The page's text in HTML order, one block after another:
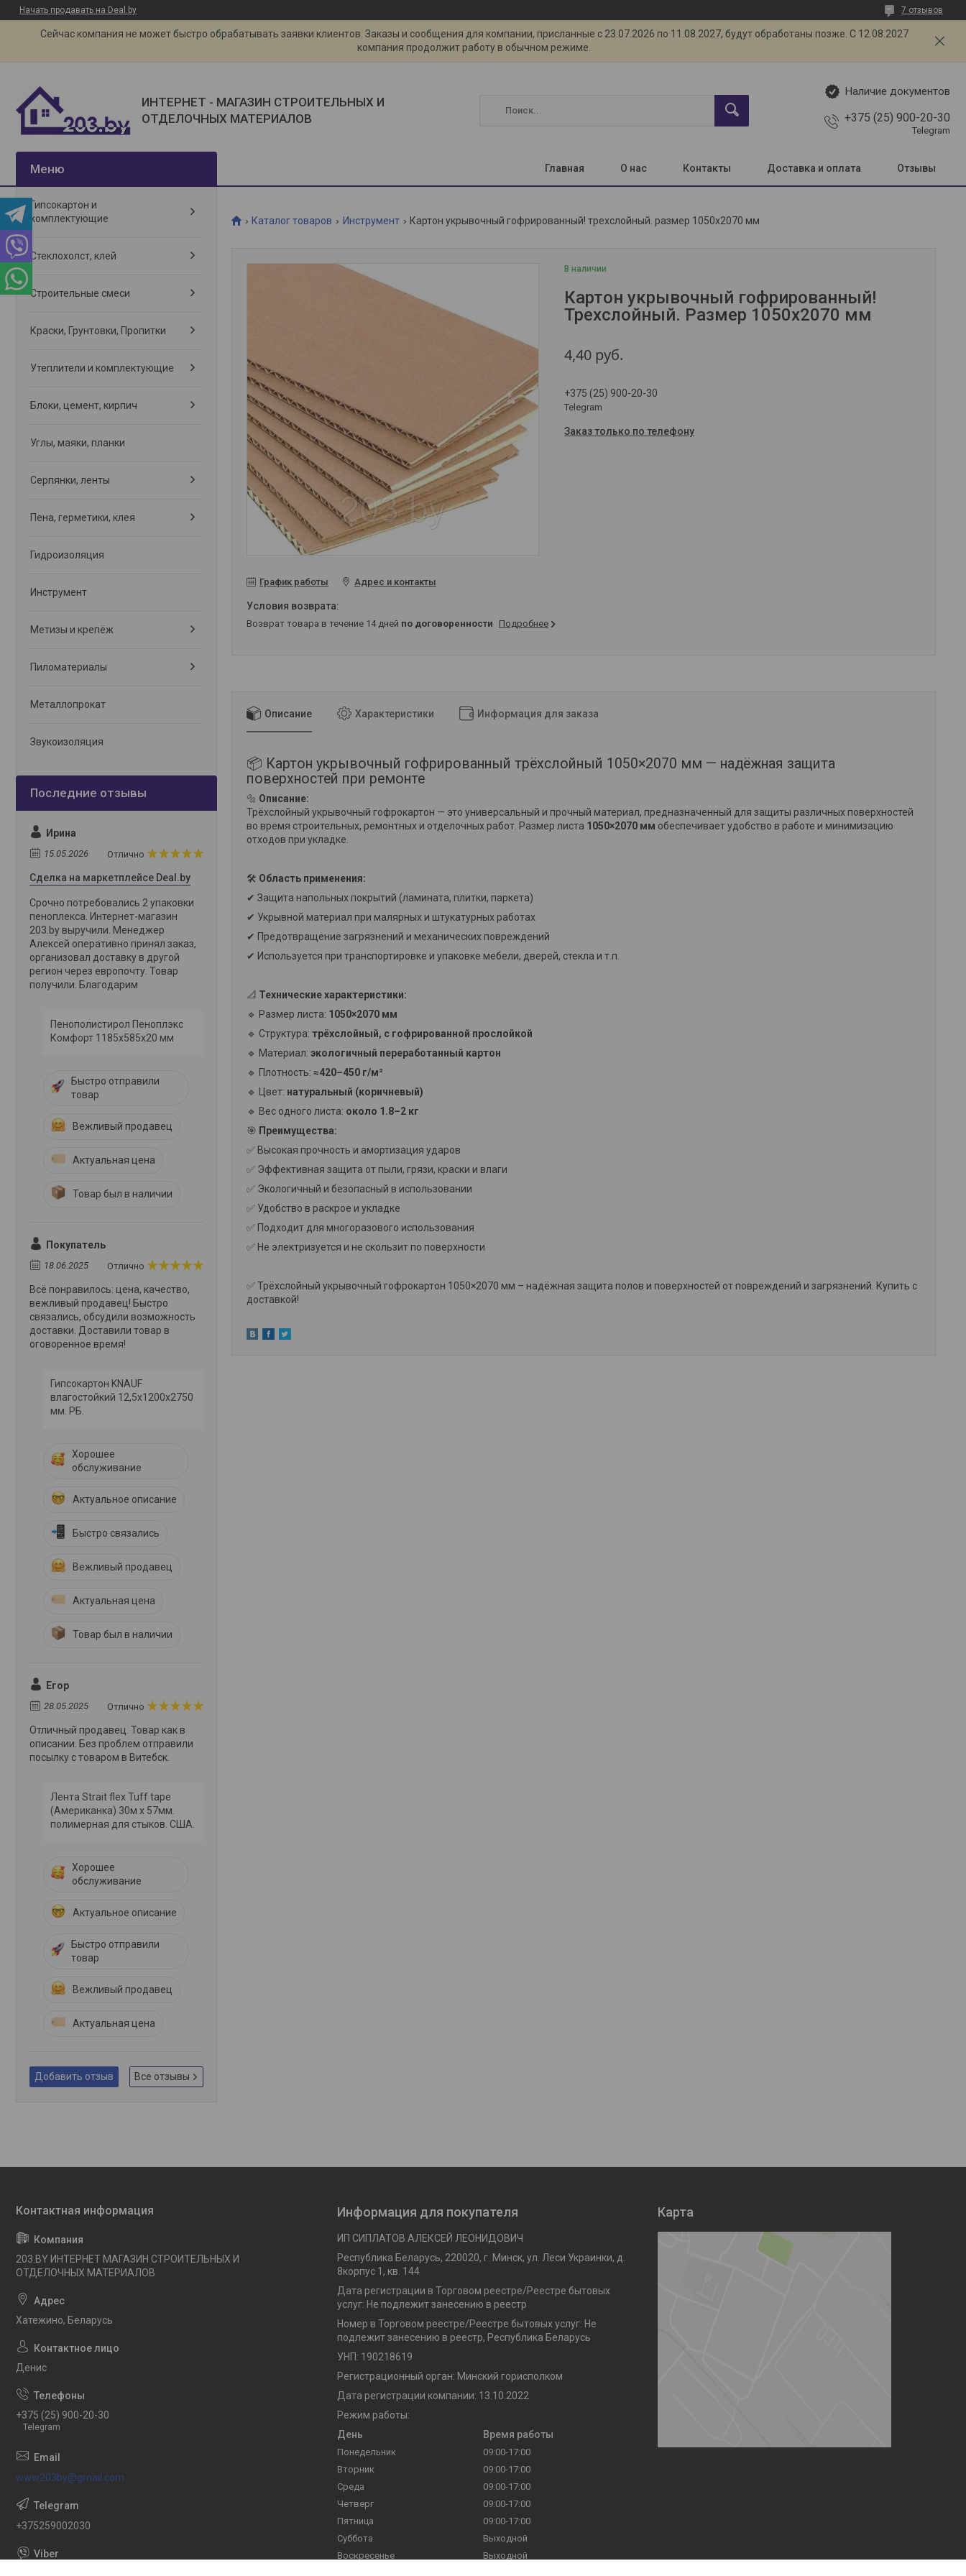
Начать продавать на Deal.by 7 отзывов
Сейчас компания не может быстро обрабатывать заявки клиентов. Заказы и сообщения для компании, присланные с 23.07.2026 по 11.08.2027, будут обработаны позже. С 12.08.2027
компания продолжит работу в обычном режиме.
ИНТЕРНЕТ - МАГАЗИН СТРОИТЕЛЬНЫХ И
ОТДЕЛОЧНЫХ МАТЕРИАЛОВ
Наличие документов
+375 (25) 900-20-30
Telegram
Главная О нас Контакты Доставка и оплата Отзывы
Каталог товаров Инструмент Картон укрывочный гофрированный! трехслойный. размер 1050х2070 мм
В наличии
Картон укрывочный гофрированный!
Трехслойный. Размер 1050х2070 мм
4,40 руб.
+375 (25) 900-20-30
Telegram
Заказ только по телефону
График работы Адрес и контакты
возврат товара в течение 14 дней по договоренности Подробнее
Описание Характеристики Информация для заказа
📦 Картон укрывочный гофрированный трёхслойный 1050×2070 мм — надёжная защита
поверхностей при ремонте
🔩 Описание:
Трёхслойный укрывочный гофрокартон — это универсальный и прочный материал, предназначенный для защиты различных поверхностей
во время строительных, ремонтных и отделочных работ. Размер листа 1050×2070 мм обеспечивает удобство в работе и минимизацию
отходов при укладке.
🛠 Область применения:
✔ Защита напольных покрытий (ламината, плитки, паркета)
✔ Укрывной материал при малярных и штукатурных работах
✔ Предотвращение загрязнений и механических повреждений
✔ Используется при транспортировке и упаковке мебели, дверей, стекла и т.п.
📐 Технические характеристики:
🔹 Размер листа: 1050×2070 мм
🔹 Структура: трёхслойный, с гофрированной прослойкой
🔹 Материал: экологичный переработанный картон
🔹 Плотность: ≈420–450 г/м²
🔹 Цвет: натуральный (коричневый)
🔹 Вес одного листа: около 1.8–2 кг
🎯 Преимущества:
✅ Высокая прочность и амортизация ударов
✅ Эффективная защита от пыли, грязи, краски и влаги
✅ Экологичный и безопасный в использовании
✅ Удобство в раскрое и укладке
✅ Подходит для многоразового использования
✅ Не электризуется и не скользит по поверхности
✅ Трёхслойный укрывочный гофрокартон 1050×2070 мм – надёжная защита полов и поверхностей от повреждений и загрязнений. Купить с
доставкой!
Гипсокартон и
комплектующие
Стеклохолст, клей
Строительные смеси
Краски, Грунтовки, Пропитки
Утеплители и комплектующие
Блоки, цемент, кирпич
Углы, маяки, планки
Серпянки, ленты
Пена, герметики, клея
Гидроизоляция
Инструмент
Метизы и крепёж
Пиломатериалы
Металлопрокат
Звукоизоляция
Ирина
15.05.2026 Отлично
Сделка на маркетплейсе Deal.by
Срочно потребовались 2 упаковки
пеноплекса. Интернет-магазин
203.by выручили. Менеджер
Алексей оперативно принял заказ,
организовал доставку в другой
регион через европочту. Товар
получили. Благодарим
Пенополистирол Пеноплэкс
Комфорт 1185х585х20 мм
Быстро отправили
товар
Вежливый продавец
Актуальная цена
Товар был в наличии
Покупатель
18.06.2025 Отлично
Всё понравилось: цена, качество,
вежливый продавец! Быстро
связались, обсудили возможность
доставки. Доставили товар в
оговоренное время!
Гипсокартон KNAUF
влагостойкий 12,5х1200х2750
мм. РБ.
Хорошее
обслуживание
Актуальное описание
Быстро связались
Вежливый продавец
Актуальная цена
Товар был в наличии
Егор
28.05.2025 Отлично
Отличный продавец. Товар как в
описании. Без проблем отправили
посылку с товаром в Витебск.
Лента Strait flex Tuff tape
(Американка) 30м х 57мм.
полимерная для стыков. США.
Хорошее
обслуживание
Актуальное описание
Быстро отправили
товар
Вежливый продавец
Актуальная цена
Добавить отзыв Все отзывы
203.BY ИНТЕРНЕТ МАГАЗИН СТРОИТЕЛЬНЫХ И
ОТДЕЛОЧНЫХ МАТЕРИАЛОВ
Хатежино, Беларусь
Денис
+375 (25) 900-20-30
Telegram
www203by@gmail.com
+375259002030
Информация для покупателя
ИП СИПЛАТОВ АЛЕКСЕЙ ЛЕОНИДОВИЧ
Республика Беларусь, 220020, г. Минск, ул. Леси Украинки, д.
8корпус 1, кв. 144
Дата регистрации в Торговом реестре/Реестре бытовых
услуг: Не подлежит занесению в реестр
Номер в Торговом реестре/Реестре бытовых услуг: Не
подлежит занесению в реестр, Республика Беларусь
УНП: 190218619
Регистрационный орган: Минский горисполком
Дата регистрации компании: 13.10.2022
Режим работы:
День
Время работы
Понедельник
09:00-17:00
Вторник
09:00-17:00
Среда
09:00-17:00
Четверг
09:00-17:00
Пятница
09:00-17:00
Суббота
Выходной
Воскресенье
Выходной
Карта